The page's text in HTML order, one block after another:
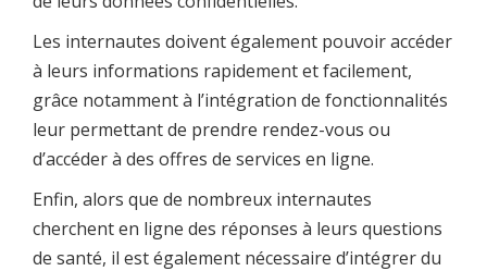
Les internautes doivent également pouvoir accéder
à leurs informations rapidement et facilement,
grâce notamment à l’intégration de fonctionnalités
leur permettant de prendre rendez-vous ou
d’accéder à des offres de services en ligne.
Enfin, alors que de nombreux internautes
cherchent en ligne des réponses à leurs questions
de santé, il est également nécessaire d’intégrer du